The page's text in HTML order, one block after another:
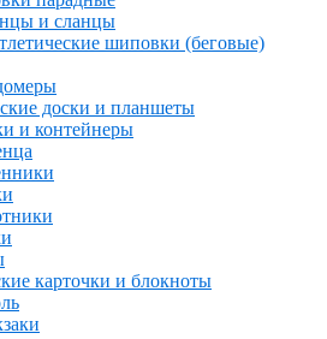
и сланцы
шиповки (беговые)
доски и планшеты
и контейнеры
карточки и блокноты